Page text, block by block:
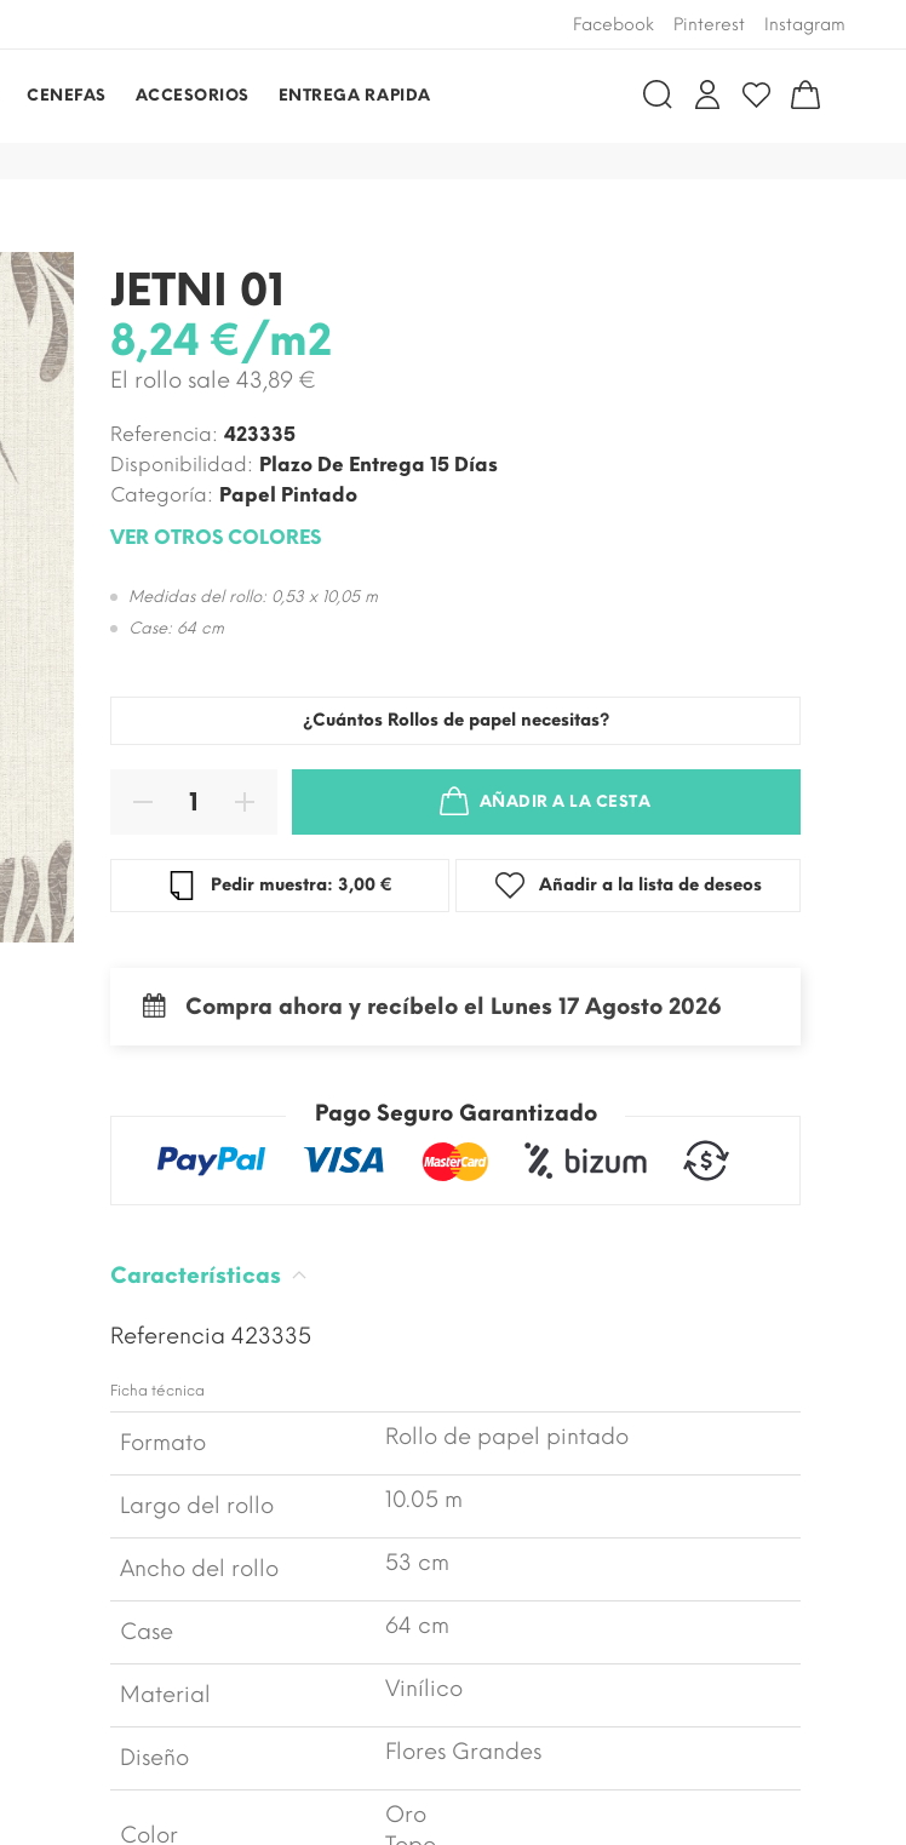
Facebook Pinterest Instagram
CENEFAS ACCESORIOS ENTREGA RAPIDA
JETNI 01
8,24 €/m2
El rollo sale 43,89 €
Referencia: 423335
Disponibilidad: Plazo De Entrega 15 Días
Categoría: Papel Pintado
VER OTROS COLORES
Medidas del rollo: 0,53 x 10,05 m
Case: 64 cm
¿Cuántos Rollos de papel necesitas?
AÑADIR A LA CESTA
Pedir muestra: 3,00 € Añadir a la lista de deseos
Compra ahora y recíbelo el Lunes 17 Agosto 2026
Pago Seguro Garantizado
Características
Referencia 423335
Ficha técnica
Formato Rollo de papel pintado
Largo del rollo 10.05 m
Ancho del rollo 53 cm
Case 64 cm
Material Vinílico
Diseño Flores Grandes
Color
Oro